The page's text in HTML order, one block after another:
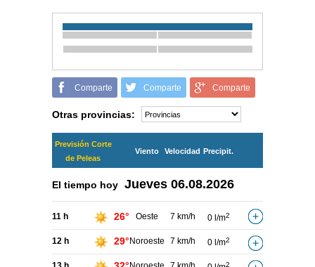
Comparte Comparte Comparte
Otras provincias:
Previsión Corte
de Peleas
Viento Velocidad Precipit.
El tiempo hoy Jueves 06.08.2026
11 h 26° Oeste 7 km/h 0 l/m2
12 h 29° Noroeste 7 km/h 0 l/m2
2